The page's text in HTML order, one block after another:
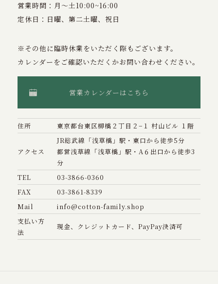
営業時間：月〜土10:00~16:00
定休日：日曜、第二土曜、祝日
※その他に臨時休業をいただく際もございます。
カレンダーをご確認いただくかお問い合わせください。
営業カレンダーはこちら
住所 東京都台東区柳橋２丁目２−１ 村山ビル １階
アクセス
JR総武線「浅草橋」駅・東口から徒歩5分
都営浅草線「浅草橋」駅・A６出口から徒歩3
分
TEL
03-3866-0360
FAX
03-3861-8339
Mail
info@cotton-family.shop
支払い方
法
現金、クレジットカード、PayPay決済可